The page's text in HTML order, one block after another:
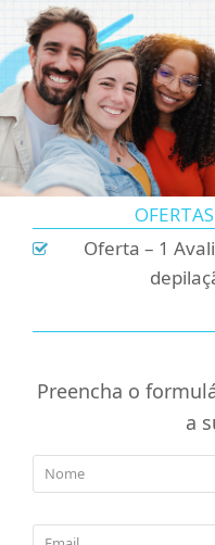
Oferta – 1
Preencha o
a
Nome
Email